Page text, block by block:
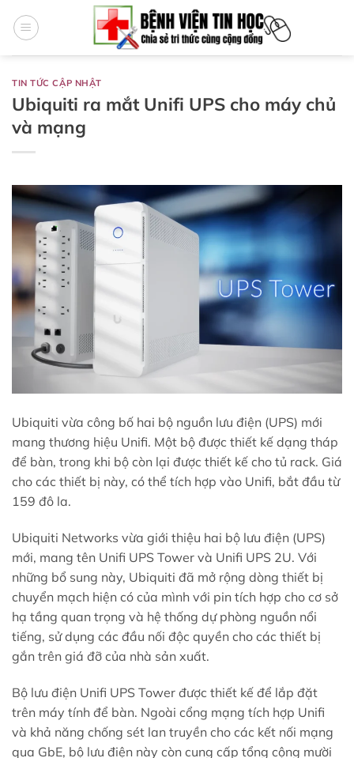
qua
TIN TỨC CẬP NHẬT
Ubiquiti ra mắt Unifi UPS cho máy chủ
và mạng
Ubiquiti vừa công bố hai bộ nguồn lưu điện (UPS) mới
mang thương hiệu Unifi. Một bộ được thiết kế dạng tháp
để bàn, trong khi bộ còn lại được thiết kế cho tủ rack. Giá
cho các thiết bị này, có thể tích hợp vào Unifi, bắt đầu từ
159 đô la.
Ubiquiti Networks vừa giới thiệu hai bộ lưu điện (UPS)
mới, mang tên Unifi UPS Tower và Unifi UPS 2U. Với
những bổ sung này, Ubiquiti đã mở rộng dòng thiết bị
chuyển mạch hiện có của mình với pin tích hợp cho cơ sở
hạ tầng quan trọng và hệ thống dự phòng nguồn nổi
tiếng, sử dụng các đầu nối độc quyền cho các thiết bị
gắn trên giá đỡ của nhà sản xuất.
Bộ lưu điện Unifi UPS Tower được thiết kế để lắp đặt
trên máy tính để bàn. Ngoài cổng mạng tích hợp Unifi
và khả năng chống sét lan truyền cho các kết nối mạng
qua GbE, bộ lưu điện này còn cung cấp tổng cộng mười